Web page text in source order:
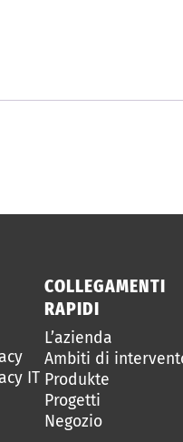
IT
COLLEGAMENTI
RAPIDI
L’azienda
Ambiti di
Produkte
Progetti
Negozio